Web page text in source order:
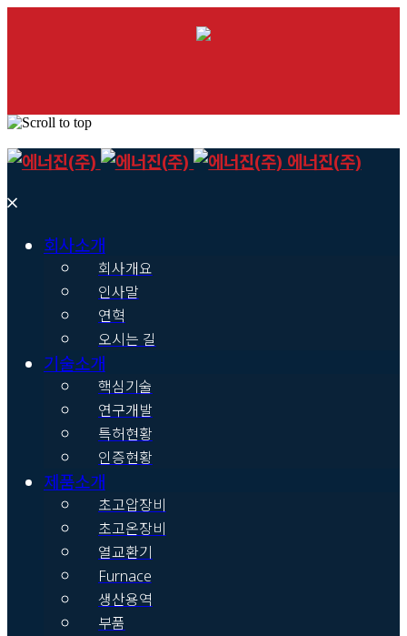
Skip
content
에너진(주)
회사소개
회사개요
인사말
연혁
오시는 길
기술소개
핵심기술
연구개발
특허현황
인증현황
제품소개
초고압장비
초고온장비
열교환기
Furnace
생산용역
부품